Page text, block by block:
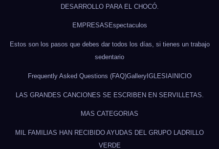
DESARROLLO PARA EL CHOCÓ.
EMPRESAS Espectaculos
Estos son los pasos que debes dar todos los días, si tienes un trabajo
sedentario
Frequently Asked Questions (FAQ)GalleryIGLESIA INICIO
LAS GRANDES CANCIONES SE ESCRIBEN EN SERVILLETAS.
MAS CATEGORIAS
MIL FAMILIAS HAN RECIBIDO AYUDAS DEL GRUPO LADRILLO
VERDE